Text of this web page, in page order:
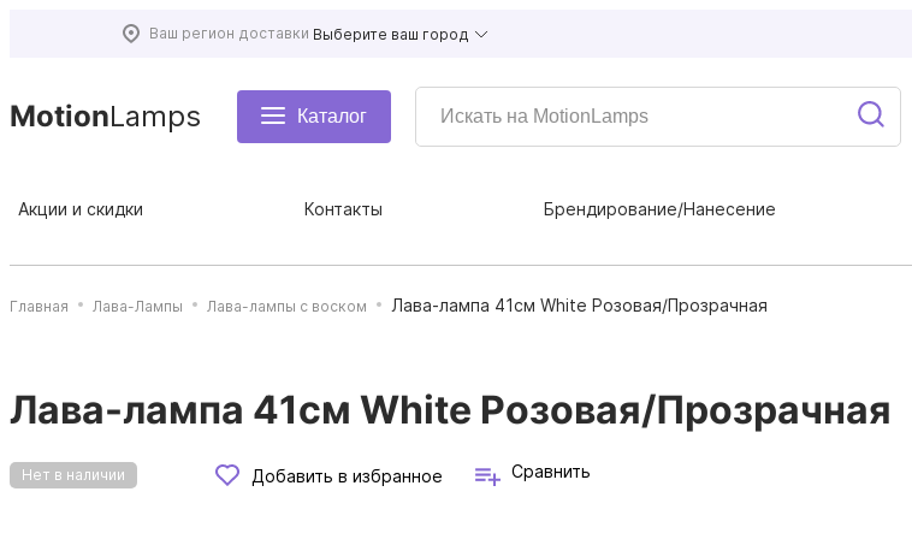
Ваш регион доставки Выберите ваш город
MotionLamps Каталог
Акции и скидки Контакты Брендирование/Нанесение
Главная Лава-Лампы Лава-лампы с воском Лава-лампа 41см White Розовая/Прозрачная
Лава-лампа 41см White Розовая/Прозрачная
Нет в наличии Добавить в избранное Сравнить